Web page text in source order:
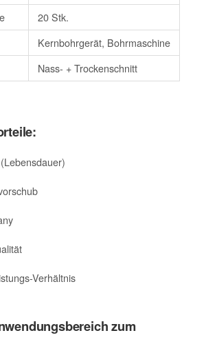
20 Stk.
Kernbohrgerät, Bohrmaschine
Nass- + Trockenschnitt
Verhältnis
zum